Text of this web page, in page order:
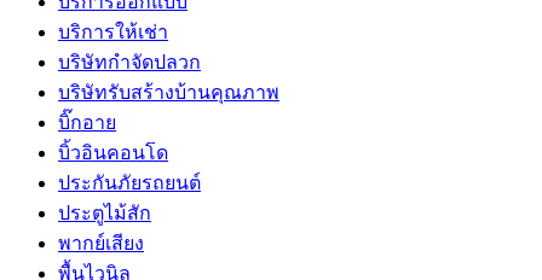
บริการให้เช่า
บริษัทกำจัดปลวก
บริษัทรับสร้างบ้านคุณภาพ
บิ๊กอาย
บิ้วอินคอนโด
ประกันภัยรถยนต์
ประตูไม้สัก
พากย์เสียง
พื้นไวนิล